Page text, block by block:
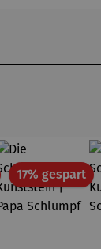
17% gespart